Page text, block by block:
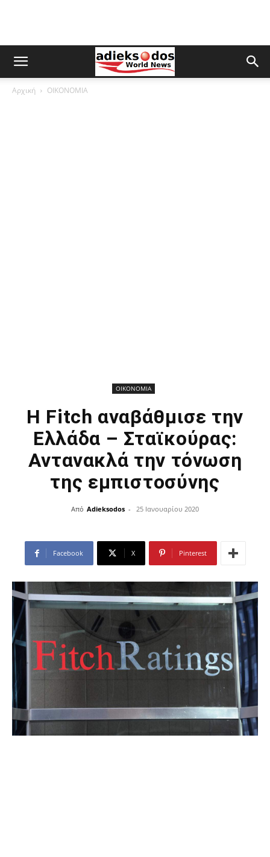
Αρχική ΟΙΚΟΝΟΜΙΑ
ΟΙΚΟΝΟΜΙΑ
H Fitch αναβάθμισε την
Ελλάδα – Σταϊκούρας:
Αντανακλά την τόνωση
της εμπιστοσύνης
Από Adieksodos - 25 Ιανουαρίου 2020
Facebook X Pinterest